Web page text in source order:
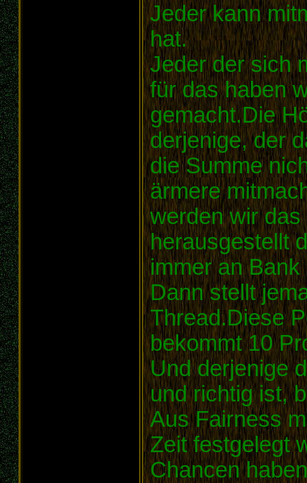
Jeder kann
hat.
Jeder der sich
für das haben
gemacht.Die
derjenige, der
die Summe
ärmere
werden wir
herausgestellt
immer an Bank
Dann stellt
Thread.Diese
bekommt 10
Und derjenige
und richtig ist,
Aus Fairness
Zeit festgelegt
Chancen